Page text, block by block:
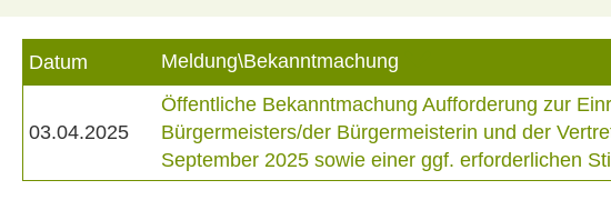
Datum Meldung\Bekanntmachung
03.04.2025
Öffentliche Bekanntmachung Aufforderung zur
Bürgermeisters/der Bürgermeisterin und der
September 2025 sowie einer ggf. erforderlichen